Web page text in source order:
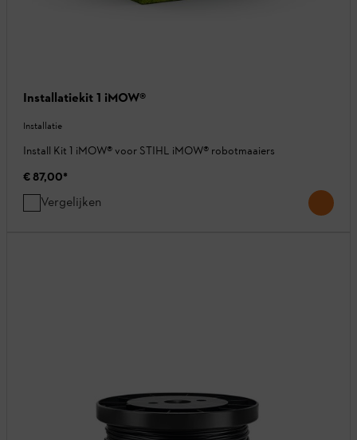
Installatiekit 1 iMOW®
Installatie
Install Kit 1 iMOW® voor STIHL iMOW® robotmaaiers
€ 87,00*
Vergelijken